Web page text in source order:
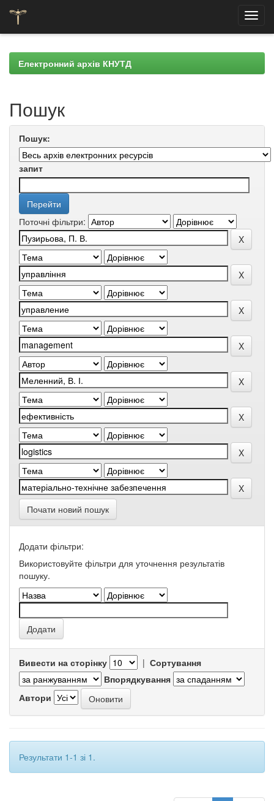
navigationЕлектронний архів КНУТД
Пошук
Пошук:
запит
Поточні фільтри:
Почати новий пошук
Додати фільтри:
Використовуйте фільтри для уточнення результатів
пошуку.
Вивести на сторінку | Сортування
Впорядкування
Автори
Результати 1-1 зі 1.